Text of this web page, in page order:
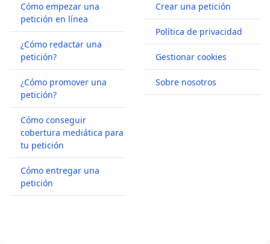
Cómo empezar una
petición en línea
¿Cómo redactar una
petición?
¿Cómo promover una
petición?
Cómo conseguir
cobertura mediática para
tu petición
Cómo entregar una
petición
Crear una petición
Política de privacidad
Gestionar cookies
Sobre nosotros